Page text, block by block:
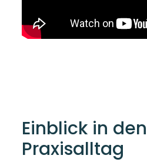
Einblick in den
Praxisalltag